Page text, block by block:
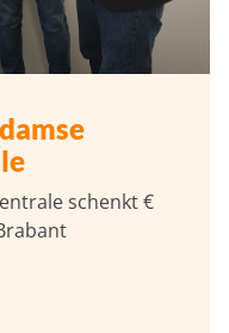
schenkt €